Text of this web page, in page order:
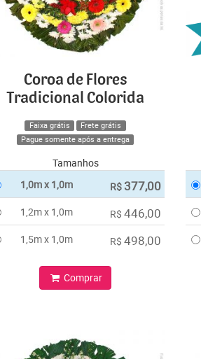
Coroa de Flores
Tradicional Colorida
Faixa grátis
Frete grátis
Pague somente após a entrega
Tamanhos
1,0m x 1,0m
R$ 377,00
1,2m x 1,0m R$ 446,00
1,5m x 1,0m R$ 498,00
Comprar